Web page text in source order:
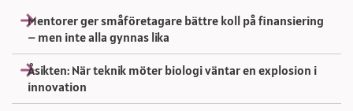
Mentorer ger småföretagare bättre koll på finansiering
– men inte alla gynnas lika
Åsikten: När teknik möter biologi väntar en explosion i
innovation